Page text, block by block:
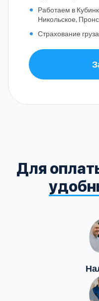
Работаем в
Никольское,
Страхование груза
Для